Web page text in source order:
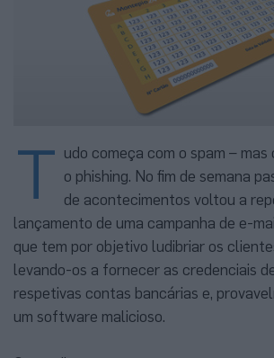
T udo começa com o spam –
o phishing. No fim de semana
de acontecimentos voltou a
lançamento de uma campanha de e-
que tem por objetivo ludibriar os
levando-os a fornecer as credenciais
respetivas contas bancárias e,
um software malicioso.